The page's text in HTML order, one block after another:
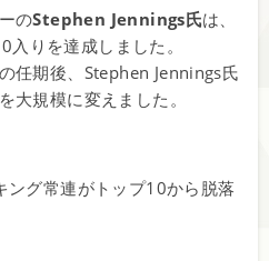
のStephen Jennings氏は、
りを達成しました。
任期後、Stephen Jennings氏
大規模に変えました。
グ常連がトップ10から脱落